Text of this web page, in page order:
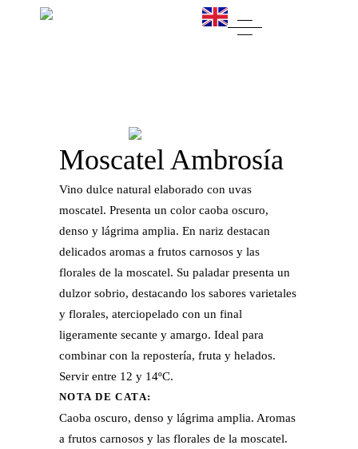
Moscatel Ambrosía
Vino dulce natural elaborado con uvas
moscatel. Presenta un color caoba oscuro,
denso y lágrima amplia. En nariz destacan
delicados aromas a frutos carnosos y las
florales de la moscatel. Su paladar presenta un
dulzor sobrio, destacando los sabores varietales
y florales, aterciopelado con un final
ligeramente secante y amargo. Ideal para
combinar con la repostería, fruta y helados.
Servir entre 12 y 14ºC.
NOTA DE CATA:
Caoba oscuro, denso y lágrima amplia. Aromas
a frutos carnosos y las florales de la moscatel.